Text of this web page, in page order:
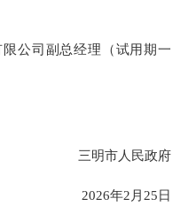
公司副总经理（试用期一
三明市人民政府
2026年2月25日